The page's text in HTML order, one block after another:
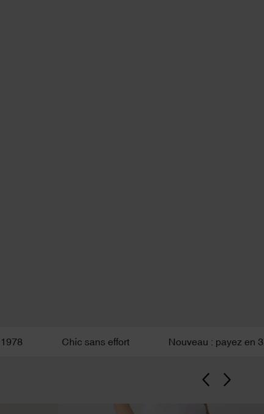
Chic sans effort Nouveau : payez en 3X avec